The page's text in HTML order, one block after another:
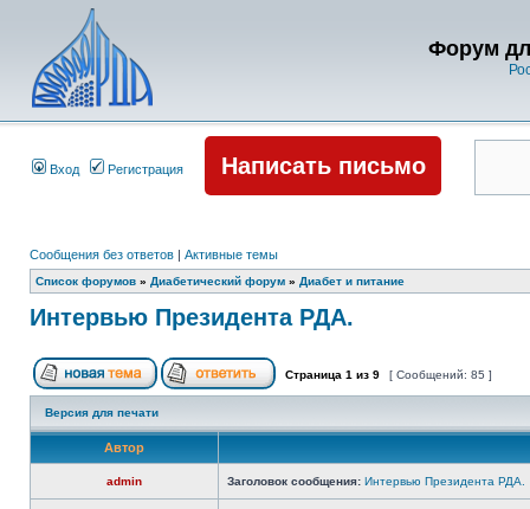
Форум
Вход Регистрация Написать письмо
Сообщения без ответов | Активные темы
Список форумов » Диабетический форум » Диабет и питание
Интервью Президента РДА.
Страница 1 из 9 [ Сообщений: 85 ]
Версия для печати
Автор
admin Заголовок сообщения: Интервью Президента РДА.